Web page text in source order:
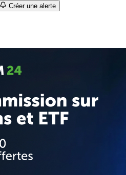
Créer une alerte